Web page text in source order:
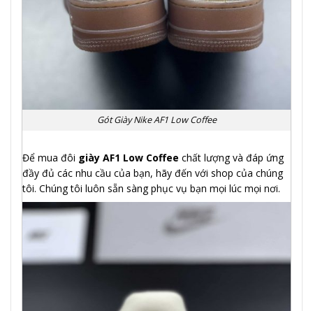
Gót Giày Nike AF1 Low Coffee
Để mua đôi giày AF1 Low Coffee chất lượng và đáp ứng
đầy đủ các nhu cầu của bạn, hãy đến với shop của chúng
tôi. Chúng tôi luôn sẵn sàng phục vụ bạn mọi lúc mọi nơi.